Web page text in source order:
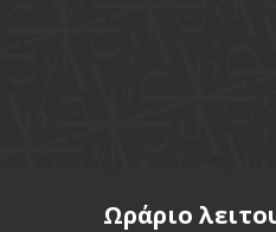
Ωράριο